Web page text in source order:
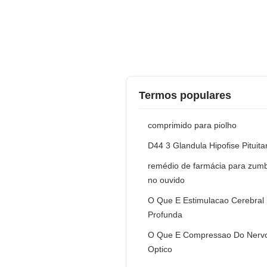
Termos populares
comprimido para piolho
D44 3 Glandula Hipofise
remédio de farmácia para
no ouvido
O Que E Estimulacao Cerebral
Profunda
O Que E Compressao Do
Optico